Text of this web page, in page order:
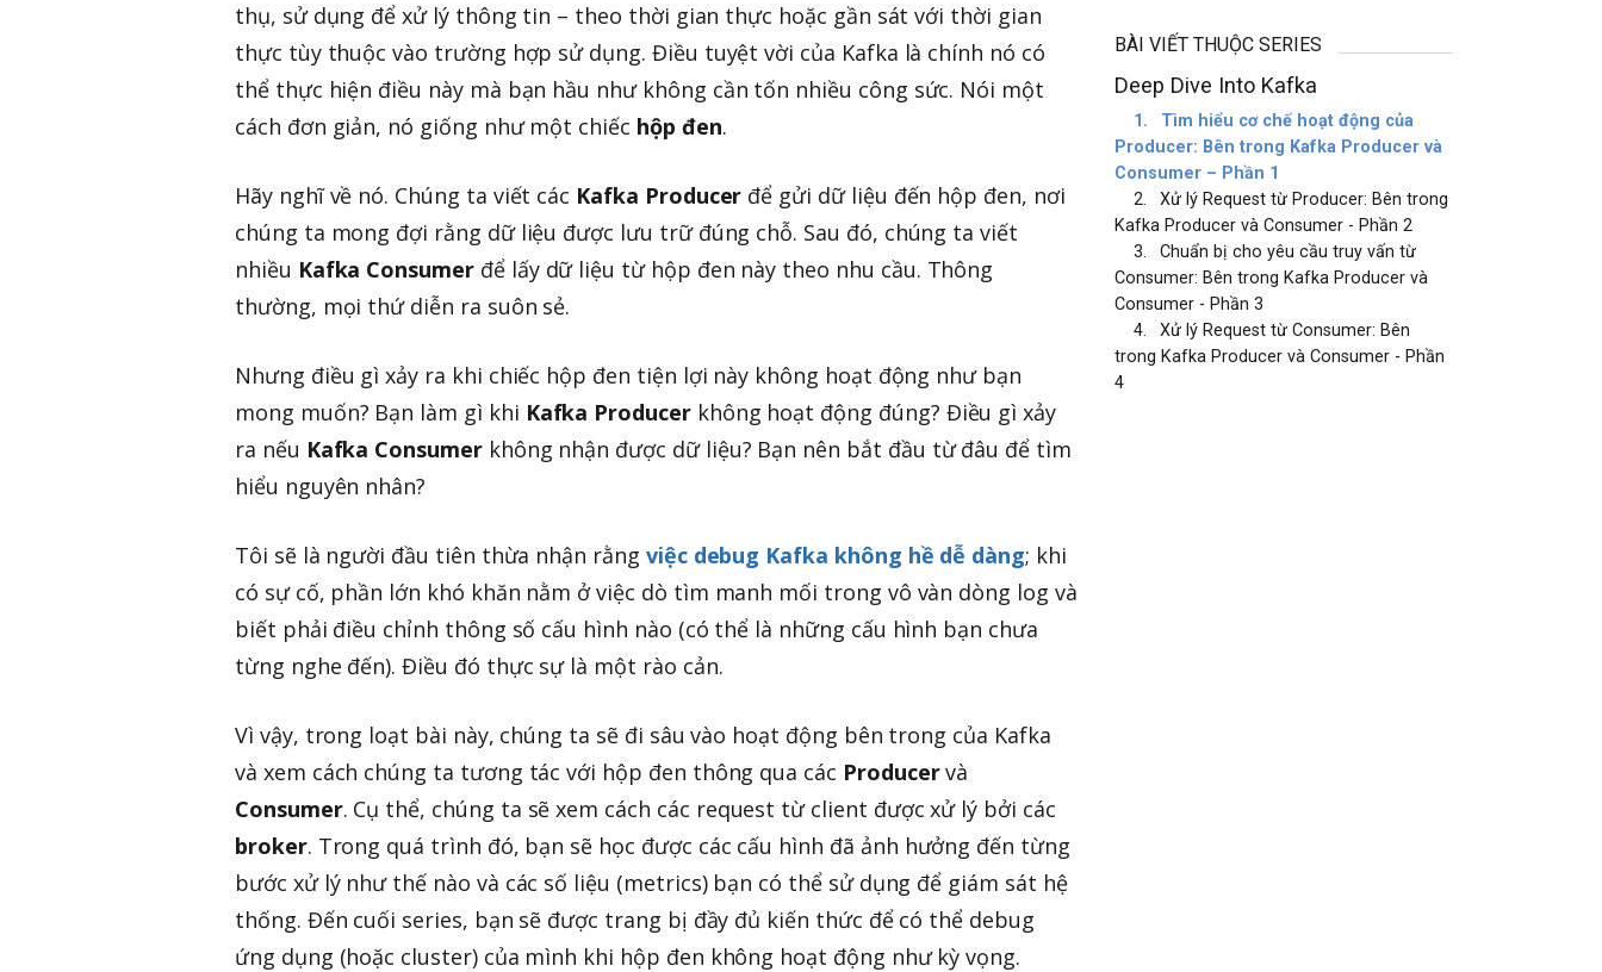
thụ, sử dụng để xử lý thông tin – theo thời gian thực hoặc gần sát với thời gian
thực tùy thuộc vào trường hợp sử dụng. Điều tuyệt vời của Kafka là chính nó có
thể thực hiện điều này mà bạn hầu như không cần tốn nhiều công sức. Nói một
cách đơn giản, nó giống như một chiếc hộp đen.
Hãy nghĩ về nó. Chúng ta viết các Kafka Producer để gửi dữ liệu đến hộp đen, nơi
chúng ta mong đợi rằng dữ liệu được lưu trữ đúng chỗ. Sau đó, chúng ta viết
nhiều Kafka Consumerđể lấy dữ liệu từ hộp đen này theo nhu cầu. Thông
thường, mọi thứ diễn ra suôn sẻ.
Nhưng điều gì xảy ra khi chiếc hộp đen tiện lợi này không hoạt động như bạn
mong muốn? Bạn làm gì khi Kafka Producerkhông hoạt động đúng? Điều gì xảy
ra nếu Kafka Consumerkhông nhận được dữ liệu? Bạn nên bắt đầu từ đâu để tìm
hiểu nguyên nhân?
Tôi sẽ là người đầu tiên thừa nhận rằng việc debug Kafka không hề dễ dàng; khi
có sự cố, phần lớn khó khăn nằm ở việc dò tìm manh mối trong vô vàn dòng log và
biết phải điều chỉnh thông số cấu hình nào (có thể là những cấu hình bạn chưa
từng nghe đến). Điều đó thực sự là một rào cản.
Vì vậy, trong loạt bài này, chúng ta sẽ đi sâu vào hoạt động bên trong của Kafka
và xem cách chúng ta tương tác với hộp đen thông qua các Producervà
Consumer. Cụ thể, chúng ta sẽ xem cách các request từ client được xử lý bởi các
broker. Trong quá trình đó, bạn sẽ học được các cấu hình đã ảnh hưởng đến từng
bước xử lý như thế nào và các số liệu (metrics) bạn có thể sử dụng để giám sát hệ
thống. Đến cuối series, bạn sẽ được trang bị đầy đủ kiến thức để có thể debug
ứng dụng (hoặc cluster) của mình khi hộp đen không hoạt động như kỳ vọng.
BÀI VIẾT THUỘC SERIES
Deep Dive Into Kafka
1.
Tìm hiểu cơ chế hoạt động của
Producer: Bên trong Kafka Producer và
Consumer – Phần 1
2.
Xử lý Request từ Producer: Bên trong
Kafka Producer và Consumer - Phần 2
3.
Chuẩn bị cho yêu cầu truy vấn từ
Consumer: Bên trong Kafka Producer và
Consumer - Phần 3
4.
Xử lý Request từ Consumer: Bên
trong Kafka Producer và Consumer - Phần
4